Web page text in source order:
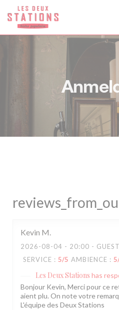
Panel for informasjonskapsler
Kevin M
2026-08-04 - 20:00 -
SERVICE : 5/5 AMBIENCE : 5
Les Deux Stations has
Bonjour Kevin, Merci pour ce
aient plu. On note votre
L'équipe des Deux Stations